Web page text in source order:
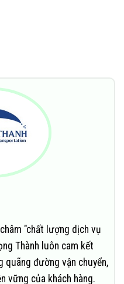
"chất lượng dịch vụ
Thành luôn cam kết
đường vận chuyển,
vững của khách hàng.